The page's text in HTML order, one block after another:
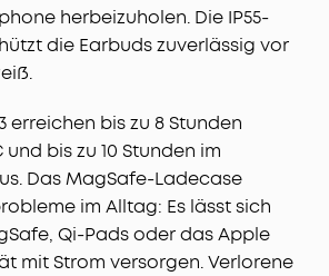
herbeizuholen. Die IP55-
die Earbuds zuverlässig vor
erreichen bis zu 8 Stunden
bis zu 10 Stunden im
Das MagSafe-Ladecase
im Alltag: Es lässt sich
Qi-Pads oder das Apple
mit Strom versorgen. Verlorene